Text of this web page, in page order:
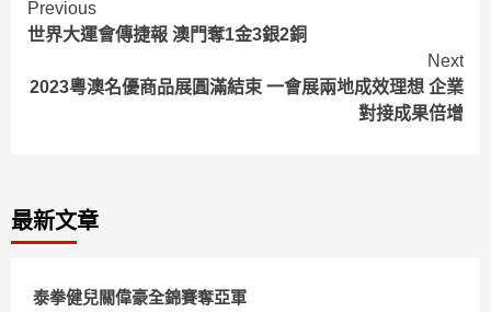
Continue
Reading
Previous
世界大運會傳捷報 澳門奪1金3銀2銅
Next
2023粵澳名優商品展圓滿結束 一會展兩地成效理想 企業
對接成果倍增
最新文章
泰拳健兒關偉豪全錦賽奪亞軍